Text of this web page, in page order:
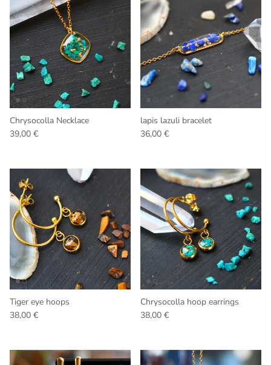
Chrysocolla Necklace
Regular price
39,00 €
lapis lazuli bracelet
Regular price
36,00 €
Tiger eye hoops
Regular price
38,00 €
Chrysocolla hoop earrings
Regular price
38,00 €